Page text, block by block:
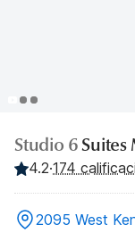
Studio 6Suites
4.2·174
2095 West